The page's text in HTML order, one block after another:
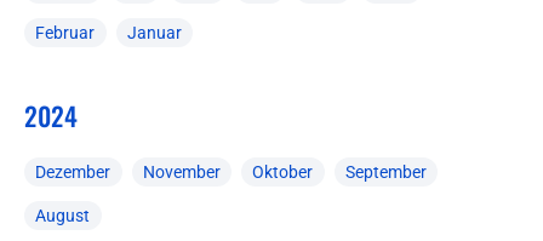
Februar Januar
2024
Dezember November Oktober September
August